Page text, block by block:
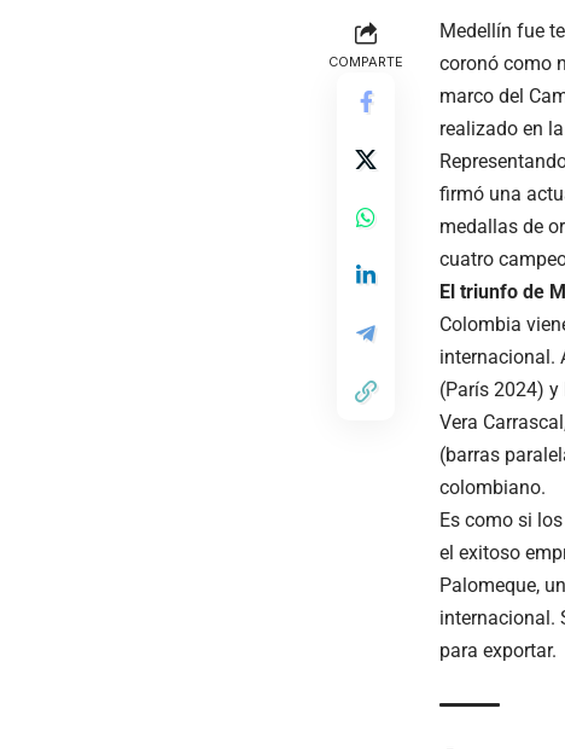
COMPARTE
Medellín fue
coronó como
marco del
realizado en
firmó una
medallas de
cuatro
El triunfo de
Colombia
internacional.
(París 2024)
Vera
(barras
colombiano.
Es como si
el exitoso
Palomeque,
internacional.
para exportar.